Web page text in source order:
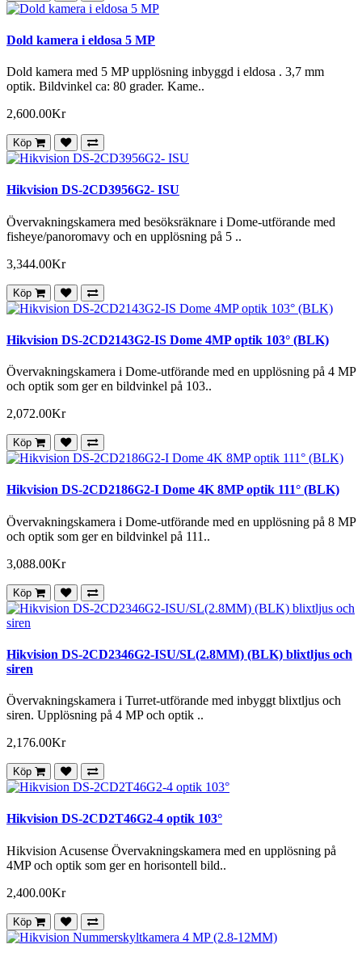
Dold kamera i eldosa 5 MP
Dold kamera med 5 MP upplösning inbyggd i eldosa . 3,7 mm
optik. Bildvinkel ca: 80 grader. Kame..
2,600.00Kr
Köp
Hikvision DS-2CD3956G2- ISU
Övervakningskamera med besöksräknare i Dome-utförande med
fisheye/panoromavy och en upplösning på 5 ..
3,344.00Kr
Köp
Hikvision DS-2CD2143G2-IS Dome 4MP optik 103° (BLK)
Övervakningskamera i Dome-utförande med en upplösning på 4 MP
och optik som ger en bildvinkel på 103..
2,072.00Kr
Köp
Hikvision DS-2CD2186G2-I Dome 4K 8MP optik 111° (BLK)
Övervakningskamera i Dome-utförande med en upplösning på 8 MP
och optik som ger en bildvinkel på 111..
3,088.00Kr
Köp
Hikvision DS-2CD2346G2-ISU/SL(2.8MM) (BLK) blixtljus och
siren
Övervakningskamera i Turret-utförande med inbyggt blixtljus och
siren. Upplösning på 4 MP och optik ..
2,176.00Kr
Köp
Hikvision DS-2CD2T46G2-4 optik 103°
Hikvision Acusense Övervakningskamera med en upplösning på
4MP och optik som ger en horisontell bild..
2,400.00Kr
Köp